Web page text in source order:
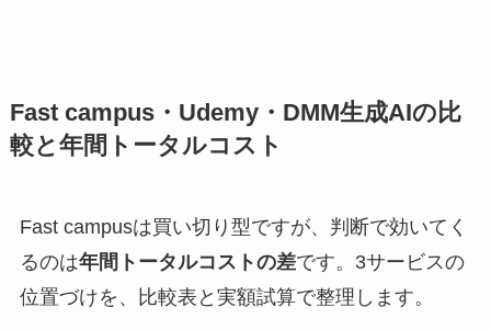
Fast campus・Udemy・DMM生成AIの比
較と年間トータルコスト
Fast campusは買い切り型ですが、判断で効いてく
るのは年間トータルコストの差です。3サービスの
位置づけを、比較表と実額試算で整理します。